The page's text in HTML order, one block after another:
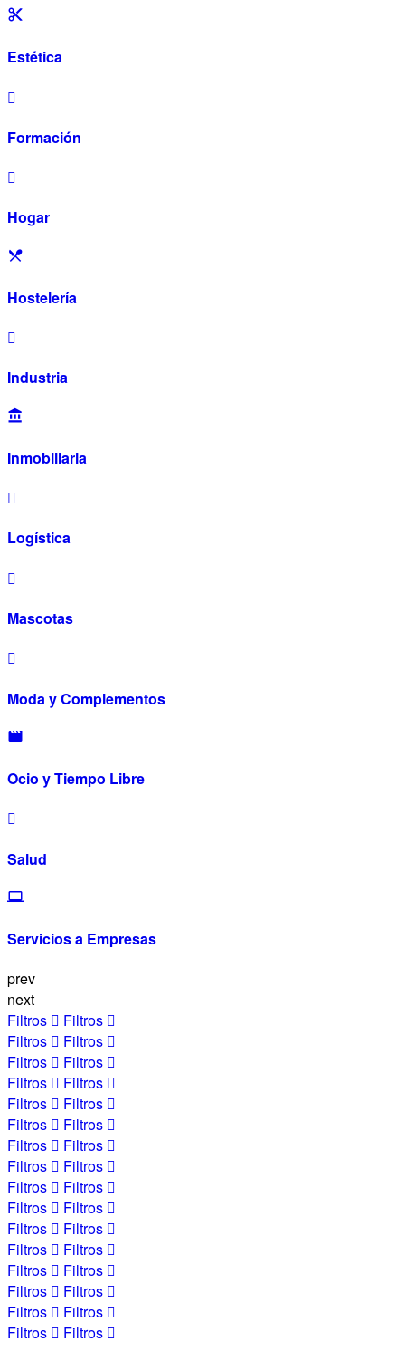
Estética
Formación
Hogar
Hostelería
Industria
Inmobiliaria
Logística
Mascotas
Moda y Complementos
Ocio y Tiempo Libre
Salud
Servicios a Empresas
prev
next
Filtros
Filtros
Filtros
Filtros
Filtros
Filtros
Filtros
Filtros
Filtros
Filtros
Filtros
Filtros
Filtros
Filtros
Filtros
Filtros
Filtros
Filtros
Filtros
Filtros
Filtros
Filtros
Filtros
Filtros
Filtros
Filtros
Filtros
Filtros
Filtros
Filtros
Filtros
Filtros